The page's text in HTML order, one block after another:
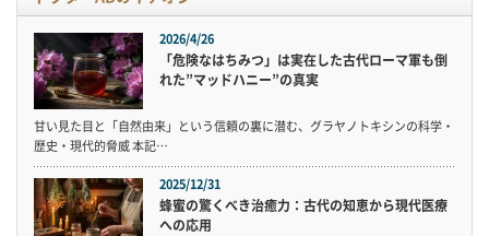
2026/4/26
「危険なはちみつ」は実在した古代ローマ軍も倒
れた”マッドハニー”の真実
甘い見た目と「自然由来」という信頼の裏に潜む、グラヤノトキシンの科学・
歴史・現代的脅威 本記…
2025/12/31
蜂蜜の驚くべき治癒力：古代の知恵から現代医療
への応用